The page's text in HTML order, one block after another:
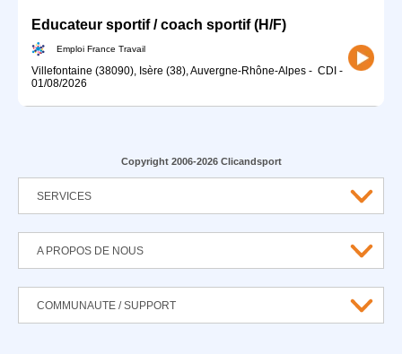
Educateur sportif / coach sportif (H/F)
Emploi France Travail
Villefontaine (38090), Isère (38), Auvergne-Rhône-Alpes - CDI -
01/08/2026
Copyright 2006-2026 Clicandsport
SERVICES
A PROPOS DE NOUS
COMMUNAUTE / SUPPORT